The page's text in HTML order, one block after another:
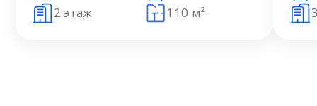
2 этаж
110 м²